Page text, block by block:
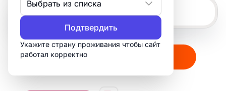
Выбрать из списка
Подтвердить
Укажите страну проживания чтобы сайт
работал корректноСоздать мой логотип